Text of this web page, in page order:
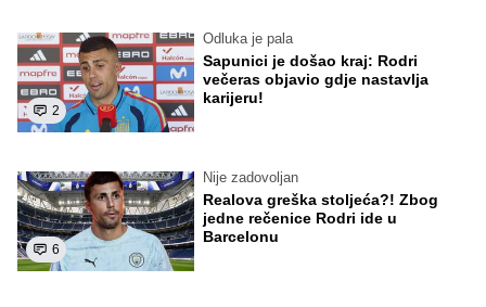
2
Odluka je pala
Sapunici je došao kraj: Rodri
večeras objavio gdje nastavlja
karijeru!
6
Nije zadovoljan
Realova greška stoljeća?! Zbog
jedne rečenice Rodri ide u
Barcelonu